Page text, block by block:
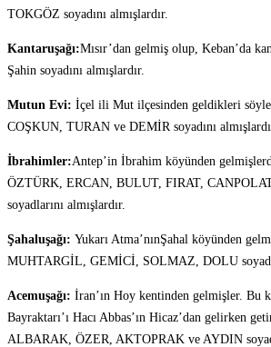
TOKGÖZ soyadını almışlardır.
Kantaruşağı:Mısır’dan gelmiş olup, Keban’da
Şahin soyadını almışlardır.
Mutun Evi: İçel ili Mut ilçesinden geldikleri
COŞKUN, TURAN ve DEMİR soyadını
İbrahimler:Antep’in İbrahim köyünden
ÖZTÜRK, ERCAN, BULUT, FIRAT,
soyadlarını almışlardır.
Şahaluşağı: Yukarı Atma’nınŞahal köyünden
MUHTARGİL, GEMİCİ, SOLMAZ, DOLU
Acemuşağı: İran’ın Hoy kentinden gelmişler. Bu
Bayraktarı’ı Hacı Abbas’ın Hicaz’dan gelirken
ALBARAK, ÖZER, AKTOPRAK ve AYDIN